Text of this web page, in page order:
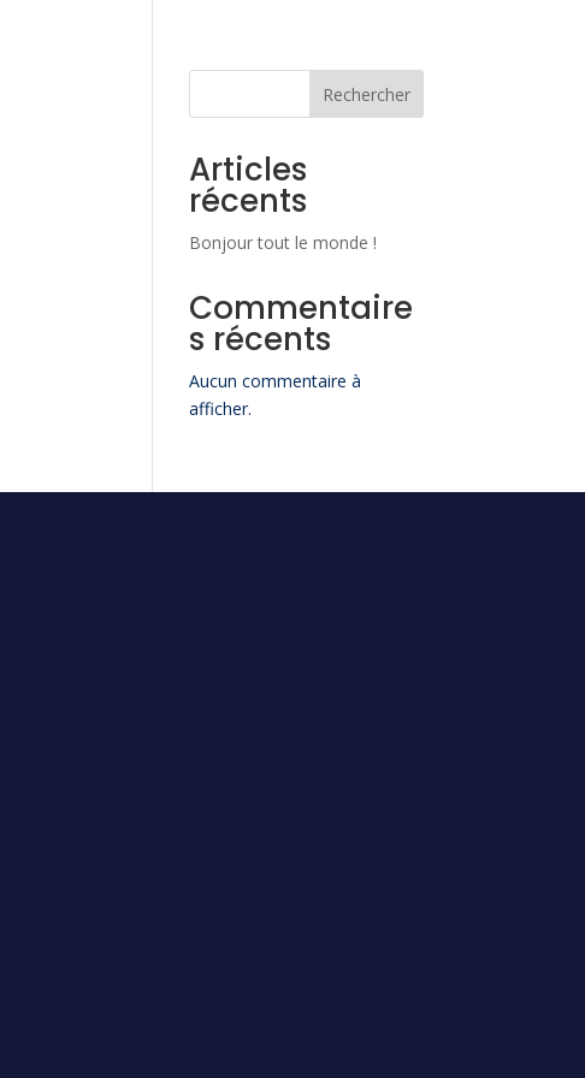
Rechercher
Articles
récents
Bonjour tout le monde !
Commentaire
s récents
Aucun commentaire à
afficher.